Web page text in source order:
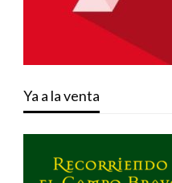
Ya a la venta